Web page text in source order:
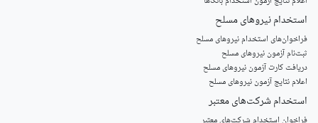
استخدام‌ نیروهای مسلح
‌فراخوان‌های استخدام‌ نیروهای مسلح
ثبت‌نام آزمون نیروهای مسلح
دریافت کارت آزمون نیروهای مسلح
اعلام نتایج آزمون نیروهای مسلح
استخدام‌ شرکت‌های معتبر